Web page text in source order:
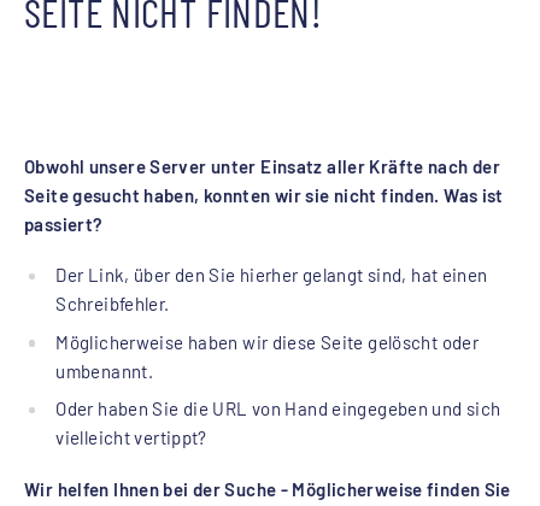
SEITE NICHT FINDEN!
Obwohl unsere Server unter Einsatz aller Kräfte nach der
Seite gesucht haben, konnten wir sie nicht finden. Was ist
passiert?
Der Link, über den Sie hierher gelangt sind, hat einen
Schreibfehler.
Möglicherweise haben wir diese Seite gelöscht oder
umbenannt.
Oder haben Sie die URL von Hand eingegeben und sich
vielleicht vertippt?
Wir helfen Ihnen bei der Suche - Möglicherweise finden Sie